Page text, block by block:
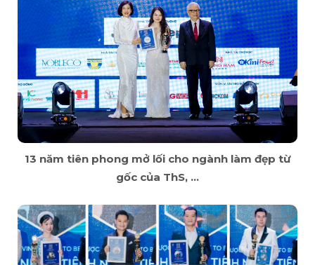
13 năm tiên phong mở lối cho ngành làm đẹp từ
gốc của ThS, ...